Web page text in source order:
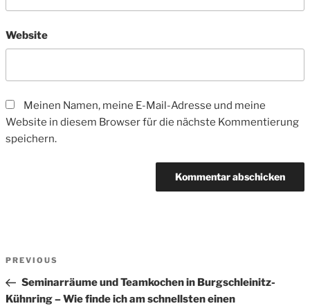
Website
Meinen Namen, meine E-Mail-Adresse und meine
Website in diesem Browser für die nächste Kommentierung
speichern.
Beitrags-
Previous
Post
PREVIOUS
Seminarräume und Teamkochen in Burgschleinitz-
Kühnring – Wie finde ich am schnellsten einen